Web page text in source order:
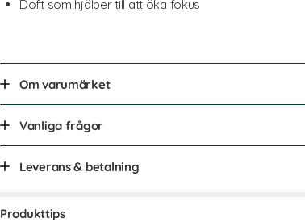
Doft som hjälper till att öka fokus
Om varumärket
Vanliga frågor
Leverans & betalning
Produkttips